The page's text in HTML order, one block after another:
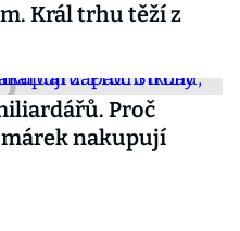
Král trhu těží z
Proč
nakupují